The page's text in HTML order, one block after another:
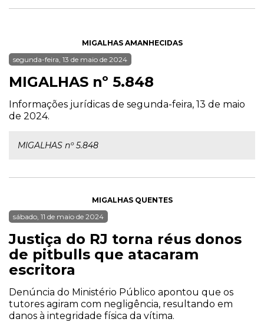
MIGALHAS AMANHECIDAS
segunda-feira, 13 de maio de 2024
MIGALHAS nº 5.848
Informações jurídicas de segunda-feira, 13 de maio
de 2024.
MIGALHAS nº 5.848
MIGALHAS QUENTES
sábado, 11 de maio de 2024
Justiça do RJ torna réus donos
de pitbulls que atacaram
escritora
Denúncia do Ministério Público apontou que os
tutores agiram com negligência, resultando em
danos à integridade física da vítima.